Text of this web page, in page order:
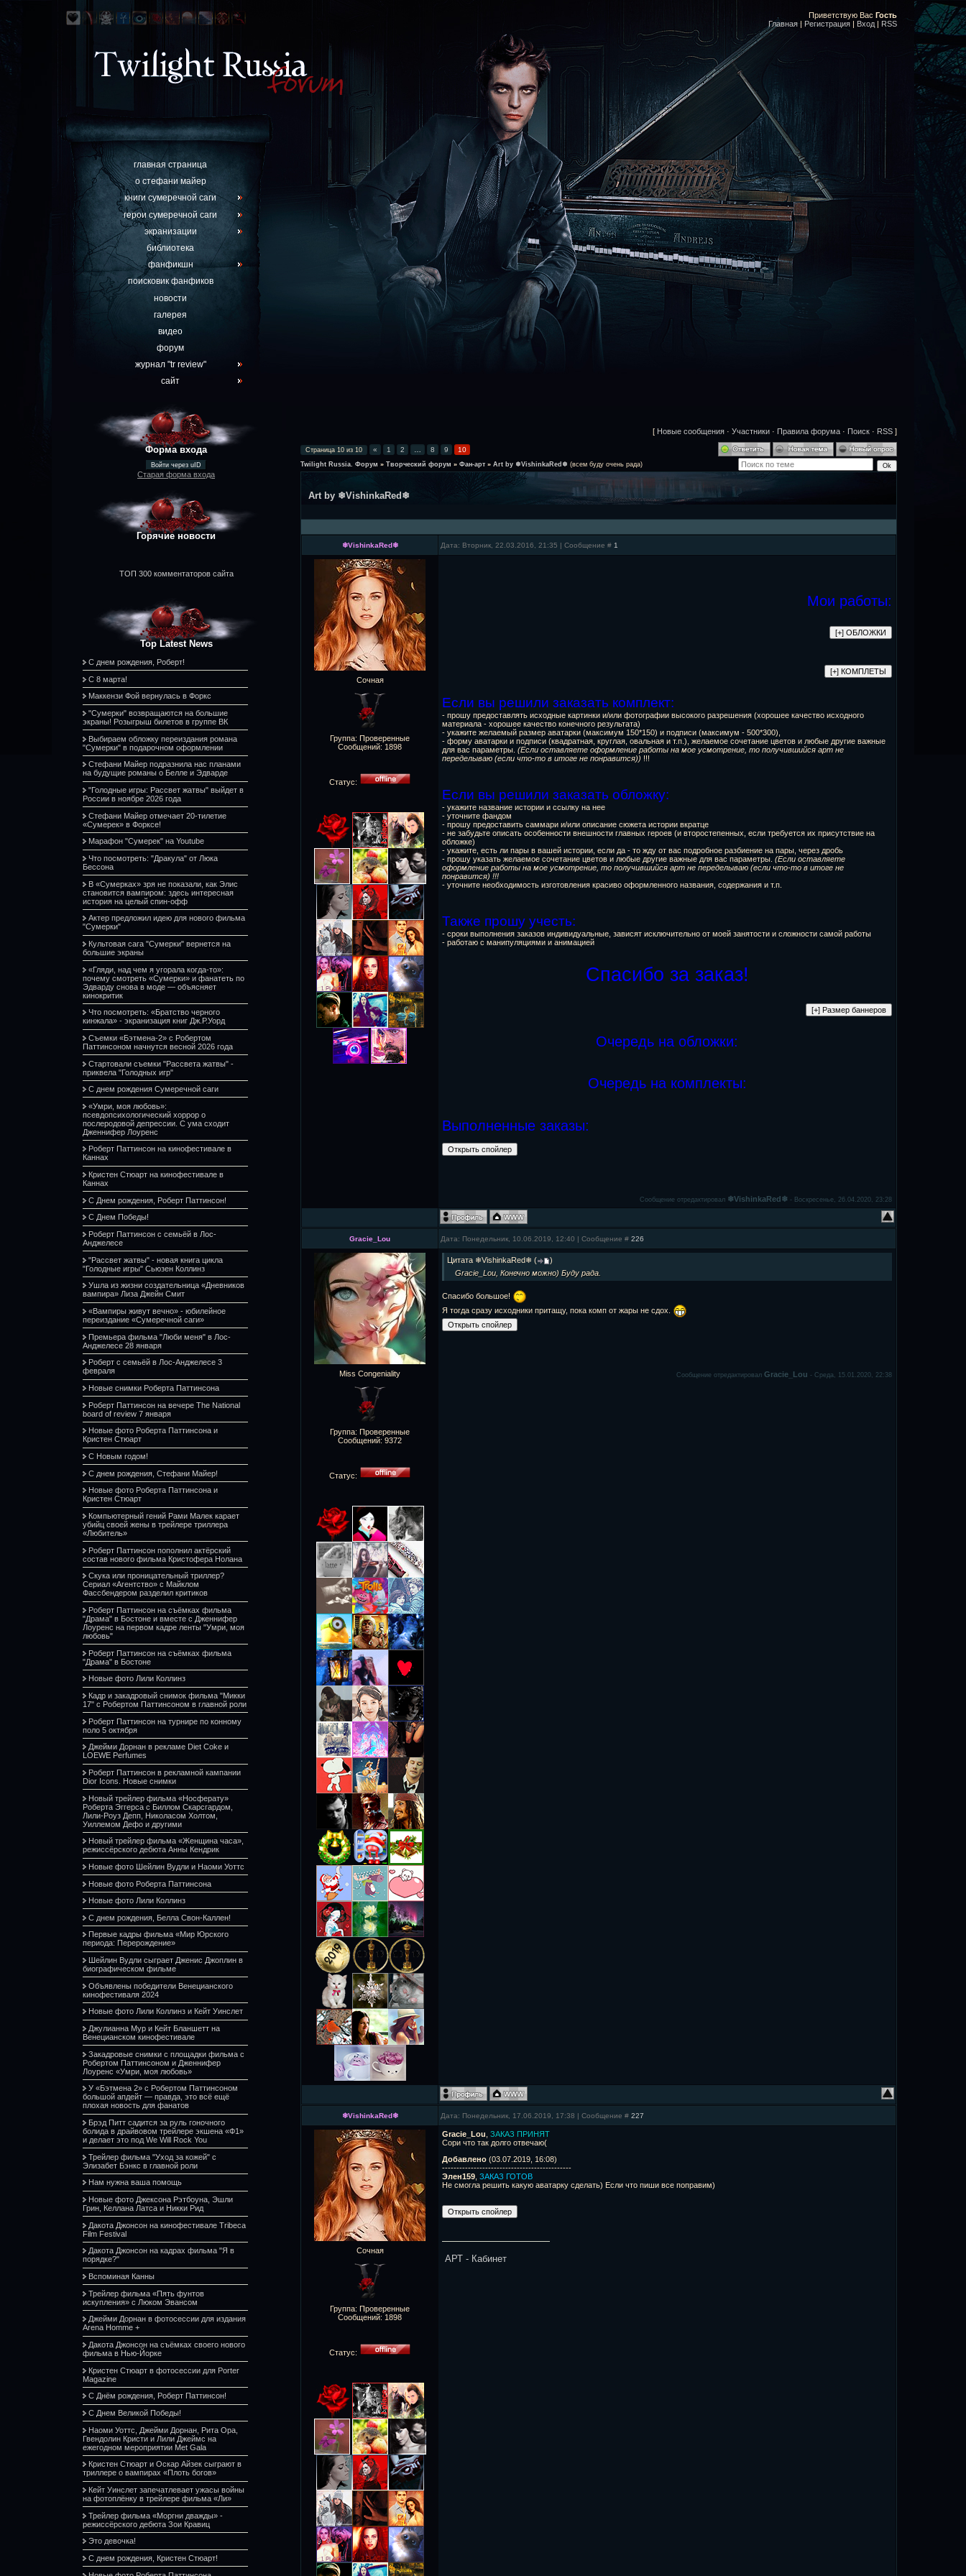
Приветствую Вас Гость
Главная| Регистрация | Вход | RSS
главная страница
о стефани майер
книги сумеречной саги
герои сумеречной саги
экранизации
библиотека
фанфикшн
поисковик фанфиков
новости
галерея
видео
форум
журнал "tr review"
сайт
Форма входа
Войти через uID
Старая форма входа
Горячие новости
ТОП 300 комментаторов сайта
Top Latest News
С днем рождения, Роберт!
С 8 марта!
Маккензи Фой вернулась в Форкс
"Сумерки" возвращаются на большие
экраны! Розыгрыш билетов в группе ВК
Выбираем обложку переиздания романа
"Сумерки" в подарочном оформлении
Стефани Майер подразнила нас планами
на будущие романы о Белле и Эдварде
"Голодные игры: Рассвет жатвы" выйдет в
России в ноябре 2026 года
Стефани Майер отмечает 20-тилетие
«Сумерек» в Форксе!
Марафон "Сумерек" на Youtube
Что посмотреть: "Дракула" от Люка
Бессона
В «Сумерках» зря не показали, как Элис
становится вампиром: здесь интересная
история на целый спин-офф
Актер предложил идею для нового фильма
"Сумерки"
Культовая сага "Сумерки" вернется на
большие экраны
«Гляди, над чем я угорала когда-то»:
почему смотреть «Сумерки» и фанатеть по
Эдварду снова в моде — объясняет
кинокритик
Что посмотреть: «Братство черного
кинжала» - экранизация книг Дж.Р.Уорд
Съемки «Бэтмена-2» с Робертом
Паттинсоном начнутся весной 2026 года
Стартовали съемки "Рассвета жатвы" -
приквела "Голодных игр"
С днем рождения Сумеречной саги
«Умри, моя любовь»:
псевдопсихологический хоррор о
послеродовой депрессии. С ума сходит
Дженнифер Лоуренс
Роберт Паттинсон на кинофестивале в
Каннах
Кристен Стюарт на кинофестивале в
Каннах
С Днем рождения, Роберт Паттинсон!
С Днем Победы!
Роберт Паттинсон с семьёй в Лос-
Анджелесе
"Рассвет жатвы" - новая книга цикла
"Голодные игры" Сьюзен Коллинз
Ушла из жизни создательница «Дневников
вампира» Лиза Джейн Смит
«Вампиры живут вечно» - юбилейное
переиздание «Сумеречной саги»
Премьера фильма "Люби меня" в Лос-
Анджелесе 28 января
Роберт с семьёй в Лос-Анджелесе 3
февраля
Новые снимки Роберта Паттинсона
Роберт Паттинсон на вечере The National
board of review 7 января
Новые фото Роберта Паттинсона и
Кристен Стюарт
С Новым годом!
С днем рождения, Стефани Майер!
Новые фото Роберта Паттинсона и
Кристен Стюарт
Компьютерный гений Рами Малек карает
убийц своей жены в трейлере триллера
«Любитель»
Роберт Паттинсон пополнил актёрский
состав нового фильма Кристофера Нолана
Скука или проницательный триллер?
Сериал «Агентство» с Майклом
Фассбендером разделил критиков
Роберт Паттинсон на съёмках фильма
"Драма" в Бостоне и вместе с Дженнифер
Лоуренс на первом кадре ленты "Умри, моя
любовь"
Роберт Паттинсон на съёмках фильма
"Драма" в Бостоне
Новые фото Лили Коллинз
Кадр и закадровый снимок фильма "Микки
17" с Робертом Паттинсоном в главной роли
Роберт Паттинсон на турнире по конному
поло 5 октября
Джейми Дорнан в рекламе Diet Coke и
LOEWE Perfumes
Роберт Паттинсон в рекламной кампании
Dior Icons. Новые снимки
Новый трейлер фильма «Носферату»
Роберта Эггерса с Биллом Скарсгардом,
Лили-Роуз Депп, Николасом Холтом,
Уиллемом Дефо и другими
Новый трейлер фильма «Женщина часа»,
режиссёрского дебюта Анны Кендрик
Новые фото Шейлин Вудли и Наоми Уоттс
Новые фото Роберта Паттинсона
Новые фото Лили Коллинз
С днем рождения, Белла Свон-Каллен!
Первые кадры фильма «Мир Юрского
периода: Перерождение»
Шейлин Вудли сыграет Дженис Джоплин в
биографическом фильме
Объявлены победители Венецианского
кинофестиваля 2024
Новые фото Лили Коллинз и Кейт Уинслет
Джулианна Мур и Кейт Бланшетт на
Венецианском кинофестивале
Закадровые снимки с площадки фильма с
Робертом Паттинсоном и Дженнифер
Лоуренс «Умри, моя любовь»
У «Бэтмена 2» с Робертом Паттинсоном
большой апдейт — правда, это всё ещё
плохая новость для фанатов
Брэд Питт садится за руль гоночного
болида в драйвовом трейлере экшена «Ф1»
и делает это под We Will Rock You
Трейлер фильма "Уход за кожей" с
Элизабет Бэнкс в главной роли
Нам нужна ваша помощь
Новые фото Джексона Рэтбоуна, Эшли
Грин, Келлана Латса и Никки Рид
Дакота Джонсон на кинофестивале Tribeca
Film Festival
Дакота Джонсон на кадрах фильма "Я в
порядке?"
Вспоминая Канны
Трейлер фильма «Пять фунтов
искупления» с Люком Эвансом
Джейми Дорнан в фотосессии для издания
Arena Homme +
Дакота Джонсон на съёмках своего нового
фильма в Нью-Йорке
Кристен Стюарт в фотосессии для Porter
Magazine
С Днём рождения, Роберт Паттинсон!
С Днем Великой Победы!
Наоми Уоттс, Джейми Дорнан, Рита Ора,
Гвендолин Кристи и Лили Джеймс на
ежегодном мероприятии Met Gala
Кристен Стюарт и Оскар Айзек сыграют в
триллере о вампирах «Плоть богов»
Кейт Уинслет запечатлевает ужасы войны
на фотоплёнку в трейлере фильма «Ли»
Трейлер фильма «Моргни дважды» -
режиссёрского дебюта Зои Кравиц
Это девочка!
С днем рождения, Кристен Стюарт!
[ Новые сообщения · Участники · Правила форума · Поиск · RSS ]
Страница 10 из 10 « 1 2 8 9 10
Twilight Russia. Форум » Творческий форум » Фан-арт » Art by ❄VishinkaRed❄ (всем буду очень рада)
Art by ❄VishinkaRed❄
❄VishinkaRed❄ Дата: Вторник, 22.03.2016, 21:35 | Сообщение # 1
Сочная
Группа: Проверенные
Сообщений: 1898
Статус:
Мои работы:
Если вы решили заказать комплект:
- прошу предоставлять исходные картинки и/или фотографии высокого разрешения (хорошее качество исходного
материала - хорошее качество конечного результата)
- укажите желаемый размер аватарки (максимум 150*150) и подписи (максимум - 500*300),
- форму аватарки и подписи (квадратная, круглая, овальная и т.п.), желаемое сочетание цветов и любые другие важные
для вас параметры. (Если оставляете оформление работы на мое усмотрение, то получившийся арт не
переделываю (если что-то в итоге не понравится)) !!!
Если вы решили заказать обложку:
- укажите название истории и ссылку на нее
- уточните фандом
- прошу предоставить саммари и/или описание сюжета истории вкратце
- не забудьте описать особенности внешности главных героев (и второстепенных, если требуется их присутствие на
обложке)
- укажите, есть ли пары в вашей истории, если да - то жду от вас подробное разбиение на пары, через дробь
- прошу указать желаемое сочетание цветов и любые другие важные для вас параметры. (Если оставляете
оформление работы на мое усмотрение, то получившийся арт не переделываю (если что-то в итоге не
понравится) !!!
- уточните необходимость изготовления красиво оформленного названия, содержания и т.п.
Также прошу учесть:
- сроки выполнения заказов индивидуальные, зависят исключительно от моей занятости и сложности самой работы
- работаю с манипуляциями и анимацией
Спасибо за заказ!
Очередь на обложки:
Очередь на комплекты:
Выполненные заказы:
Сообщение отредактировал ❄VishinkaRed❄ - Воскресенье, 26.04.2020, 23:28
Gracie_Lou Дата: Понедельник, 10.06.2019, 12:40 | Сообщение # 226
Miss Congeniality
Группа: Проверенные
Сообщений: 9372
Статус:
Цитата ❄VishinkaRed❄ (
)
Gracie_Lou, Конечно можно) Буду рада.
Спасибо большое!
Я тогда сразу исходники притащу, пока комп от жары не сдох.
Сообщение отредактировал Gracie_Lou - Среда, 15.01.2020, 22:38
❄VishinkaRed❄ Дата: Понедельник, 17.06.2019, 17:38 | Сообщение # 227
Сочная
Группа: Проверенные
Сообщений: 1898
Статус:
Gracie_Lou ЗАКАЗ ПРИНЯТ
Сори что так долго отвечаю(
Добавлено (03.07.2019, 16:08)
---------------------------------------------
Элен159 ЗАКАЗ ГОТОВ
Не смогла решить какую аватарку сделать) Если что пиши все поправим)
АРТ - Кабинет